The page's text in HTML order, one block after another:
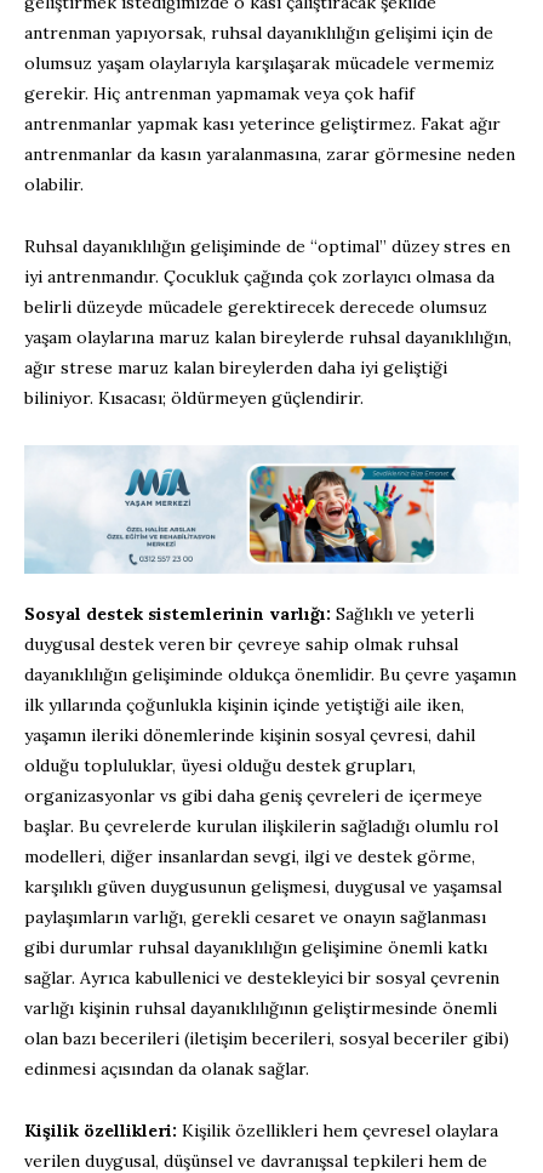
antrenman yapıyorsak, ruhsal dayanıklılığın gelişimi için de
olumsuz yaşam olaylarıyla karşılaşarak mücadele vermemiz
gerekir. Hiç antrenman yapmamak veya çok hafif
antrenmanlar yapmak kası yeterince geliştirmez. Fakat ağır
antrenmanlar da kasın yaralanmasına, zarar görmesine neden
olabilir.
Ruhsal dayanıklılığın gelişiminde de “optimal” düzey stres en
iyi antrenmandır. Çocukluk çağında çok zorlayıcı olmasa da
belirli düzeyde mücadele gerektirecek derecede olumsuz
yaşam olaylarına maruz kalan bireylerde ruhsal dayanıklılığın,
ağır strese maruz kalan bireylerden daha iyi geliştiği
biliniyor. Kısacası; öldürmeyen güçlendirir.
Sosyal destek sistemlerinin varlığı: Sağlıklı ve yeterli
duygusal destek veren bir çevreye sahip olmak ruhsal
dayanıklılığın gelişiminde oldukça önemlidir. Bu çevre yaşamın
ilk yıllarında çoğunlukla kişinin içinde yetiştiği aile iken,
yaşamın ileriki dönemlerinde kişinin sosyal çevresi, dahil
olduğu topluluklar, üyesi olduğu destek grupları,
organizasyonlar vs gibi daha geniş çevreleri de içermeye
başlar. Bu çevrelerde kurulan ilişkilerin sağladığı olumlu rol
modelleri, diğer insanlardan sevgi, ilgi ve destek görme,
karşılıklı güven duygusunun gelişmesi, duygusal ve yaşamsal
paylaşımların varlığı, gerekli cesaret ve onayın sağlanması
gibi durumlar ruhsal dayanıklılığın gelişimine önemli katkı
sağlar. Ayrıca kabullenici ve destekleyici bir sosyal çevrenin
varlığı kişinin ruhsal dayanıklılığının geliştirmesinde önemli
olan bazı becerileri (iletişim becerileri, sosyal beceriler gibi)
edinmesi açısından da olanak sağlar.
Kişilik özellikleri: Kişilik özellikleri hem çevresel olaylara
verilen duygusal, düşünsel ve davranışsal tepkileri hem de